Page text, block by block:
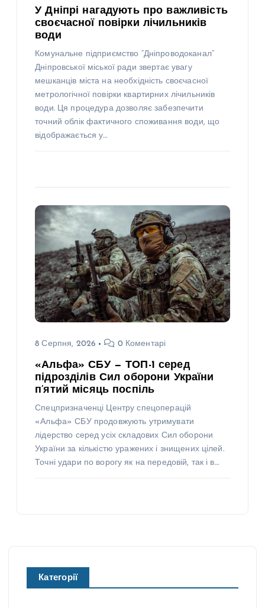
У Дніпрі нагадують про важливість
своєчасної повірки лічильників
води
Комунальне підприємство “Дніпроводоканал”
Дніпровської міської ради звертає увагу
мешканців міста на необхідність своєчасної
метрологічної повірки квартирних лічильників
води. Ця процедура дозволяє забезпечити
точний облік фактичного споживання води, що
відображається у…
8 Серпня, 2026 0 Коментарі
«Альфа» СБУ — ТОП-1 серед
підрозділів Сил оборони України
п’ятий місяць поспіль
Спецпризначенці Центру спецоперацій
«Альфа» СБУ продовжують утримувати
лідерство серед усіх складових Сил оборони
України за кількістю уражених і знищених цілей.
Точні удари по ворогу як на передовій, так і в…
Категорії